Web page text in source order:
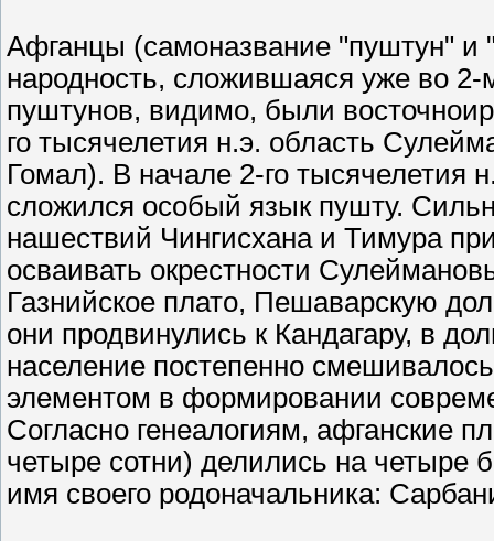
Афганцы (самоназвание "пуштун" и
народность, сложившаяся уже во
пуштунов, видимо, были
го тысячелетия н.э. область
Гомал). В начале 2-го тысячелетия
сложился особый язык пушту.
нашествий Чингисхана и Тимура
осваивать окрестности
Газнийское плато, Пешаварскую
они продвинулись к Кандагару, в
население постепенно
элементом в формировании
Согласно генеалогиям, афганские
четыре сотни) делились на четыре
имя своего родоначальника: